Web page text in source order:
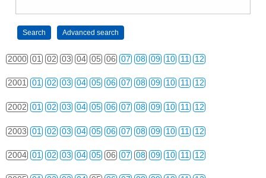
2000 01 02 03 04 05 06 07 08 09 10 11 12
2001 01 02 03 04 05 06 07 08 09 10 11 12
2002 01 02 03 04 05 06 07 08 09 10 11 12
2003 01 02 03 04 05 06 07 08 09 10 11 12
2004 01 02 03 04 05 06 07 08 09 10 11 12